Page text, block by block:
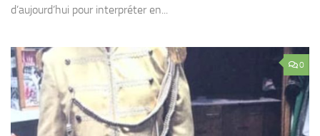
d’aujourd’hui pour interpréter en...
0